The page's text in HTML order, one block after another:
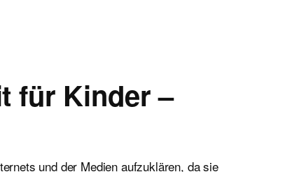
für Kinder –
und der Medien aufzuklären, da sie